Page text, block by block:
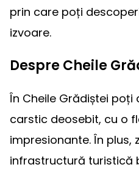
prin care poți
izvoare.
Despre Cheile
În Cheile Grădiștei poți
carstic deosebit, cu o
impresionante. În plus,
infrastructură turistică